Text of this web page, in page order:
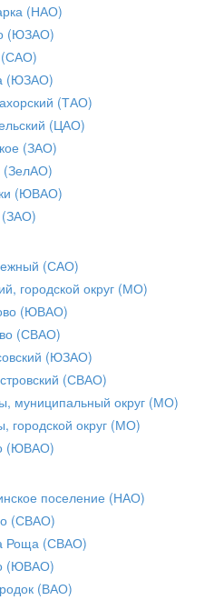
(НАО)
(ЮЗАО)
(САО)
(ЮЗАО)
(ТАО)
(ЦАО)
(ЗАО)
(ЗелАО)
(ЮВАО)
(ЗАО)
(САО)
городской округ (МО)
(ЮВАО)
(СВАО)
(ЮЗАО)
(СВАО)
муниципальный округ (МО)
городской округ (МО)
(ЮВАО)
поселение (НАО)
(СВАО)
Роща (СВАО)
(ЮВАО)
(ВАО)